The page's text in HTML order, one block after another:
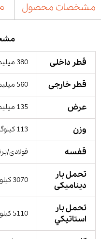
مشخصات محصول
قطر داخلی 380 میلیمتر
قطر خارجی 560 میلیمتر
عرض 135 میلیمتر
وزن 113 کیلوگرم
قفسه فولادی/
تحمل بار
دینامیکی
3070 کیلو نیوتن
تحمل بار
استاتيكي
5110 کیلو نیوتن